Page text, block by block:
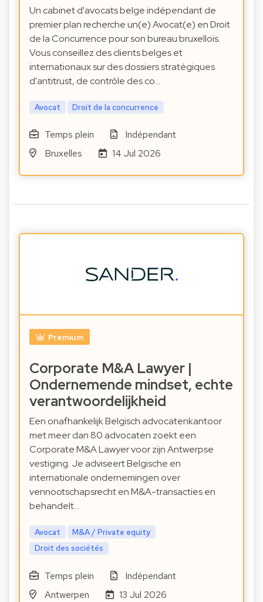
Un cabinet d'avocats belge indépendant de
premier plan recherche un(e) Avocat(e) en Droit
de la Concurrence pour son bureau bruxellois.
Vous conseillez des clients belges et
internationaux sur des dossiers stratégiques
d'antitrust, de contrôle des co…
Avocat Droit de la concurrence
Temps plein
Indépendant
Bruxelles
14 Jul 2026
Premium
Corporate M&A Lawyer |
Ondernemende mindset, echte
verantwoordelijkheid
Een onafhankelijk Belgisch advocatenkantoor
met meer dan 80 advocaten zoekt een
Corporate M&A Lawyer voor zijn Antwerpse
vestiging. Je adviseert Belgische en
internationale ondernemingen over
vennootschapsrecht en M&A-transacties en
behandelt…
Avocat
M&A / Private equity
Droit des sociétés
Temps plein
Indépendant
Antwerpen
13 Jul 2026